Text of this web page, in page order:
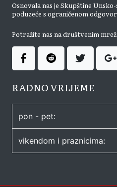
Osnovala nas je Skupštine
poduzeće s ograničenom
Potražite nas na društvenim
RADNO VRIJEME
pon - pet:
vikendom i praznicima: